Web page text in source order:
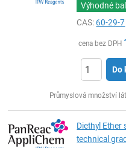
Výhodné
CAS:60-29-7
cena bez DPH
Do
Průmyslová množství
Diethyl Ether
technical